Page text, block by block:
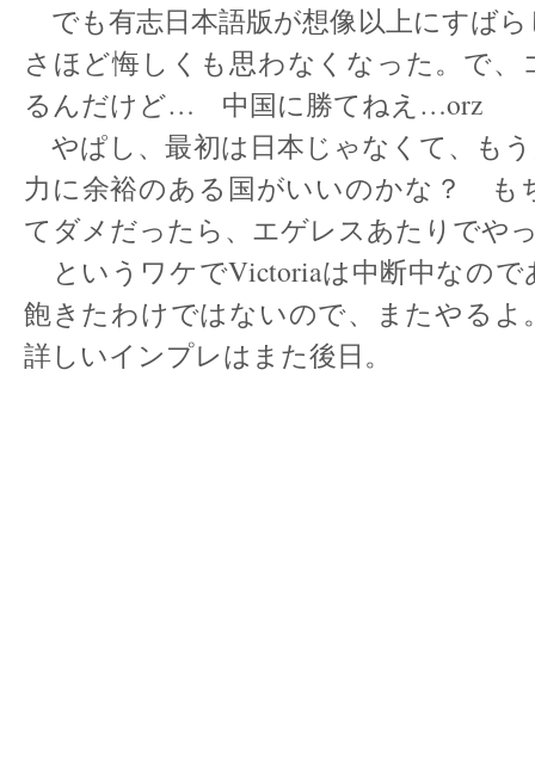
でも有志日本語版が想像以上にすば
さほど悔しくも思わなくなった。で、
るんだけど… 中国に勝てねえ…orz
やぱし、最初は日本じゃなくて、も
力に余裕のある国がいいのかな？ も
てダメだったら、エゲレスあたりでや
というワケでVictoriaは中断中なので
飽きたわけではないので、またやるよ
詳しいインプレはまた後日。